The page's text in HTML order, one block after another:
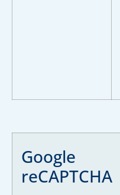
Google
reCAPTCHA